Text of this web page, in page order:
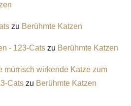
zu Berühmte Katzen
- 123-Catszu Berühmte Katzen
mürrisch wirkende Katze zum
Catszu Berühmte Katzen